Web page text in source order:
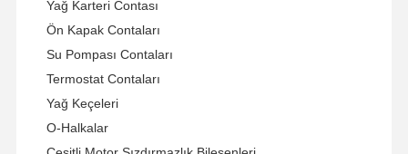
YANMAR Motor Parçaları
Isuzu kazık makinesi motor parçaları
Yağ Karteri Contası
Ön Kapak Contaları
Su Pompası Contaları
Termostat Contaları
Yağ Keçeleri
O-Halkalar